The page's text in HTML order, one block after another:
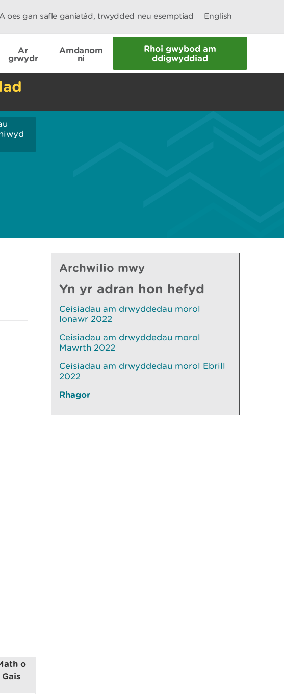
A oes gan safle ganiatâd, trwydded neu esemptiad English
Ar
grwydr
Amdanom
ni
Rhoi gwybod am
ddigwyddiad
o
Gais
Archwilio mwy
Yn yr adran hon hefyd
Ceisiadau am drwyddedau morol
Ionawr 2022
Ceisiadau am drwyddedau morol
Mawrth 2022
Ceisiadau am drwyddedau morol Ebrill
2022
Rhagor